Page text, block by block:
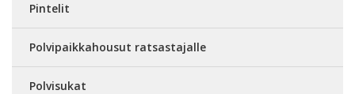
Pintelit
Polvipaikkahousut ratsastajalle
Polvisukat